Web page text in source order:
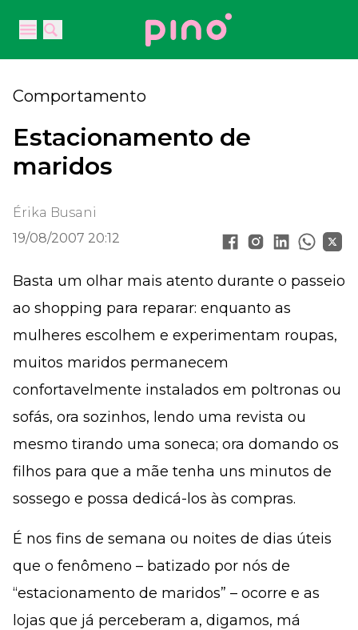
Open main menu
Open main menu
Your Company
Comportamento
Estacionamento de
maridos
Érika Busani
19/08/2007 20:12
Basta um olhar mais atento durante o passeio
ao shopping para reparar: enquanto as
mulheres escolhem e experimentam roupas,
muitos maridos permanecem
confortavelmente instalados em poltronas ou
sofás, ora sozinhos, lendo uma revista ou
mesmo tirando uma soneca; ora domando os
filhos para que a mãe tenha uns minutos de
sossego e possa dedicá-los às compras.
É nos fins de semana ou noites de dias úteis
que o fenômeno – batizado por nós de
“estacionamento de maridos” – ocorre e as
lojas que já perceberam a, digamos, má